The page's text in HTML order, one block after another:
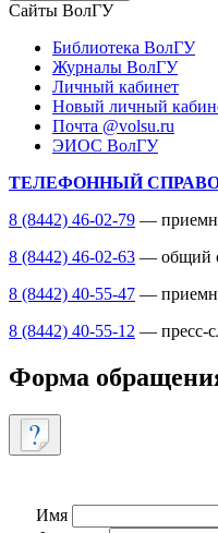
Сайты ВолГУ
Библиотека ВолГУ
Журналы ВолГУ
Личный кабинет
Новый личный
Почта @volsu.ru
ЭИОС ВолГУ
ТЕЛЕФОННЫЙ
8 (8442) 46-02-79 —
8 (8442) 46-02-63 — общий
8 (8442) 40-55-47 —
8 (8442) 40-55-12 — пресс-
Форма
Имя